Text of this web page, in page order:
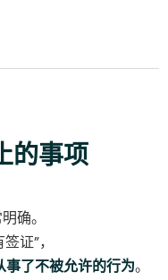
的事项
确。
证”，
了不被允许的行为。